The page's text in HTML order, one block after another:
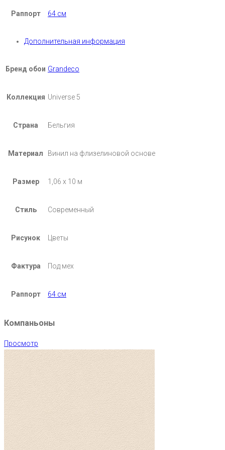
Раппорт 64 см
Дополнительная информация
Бренд обои Grandeco
Коллекция Universe 5
Страна Бельгия
Материал Винил на флизелиновой основе
Размер 1,06 х 10 м
Стиль Современный
Рисунок Цветы
Фактура Под мех
Раппорт 64 см
Компаньоны
Просмотр